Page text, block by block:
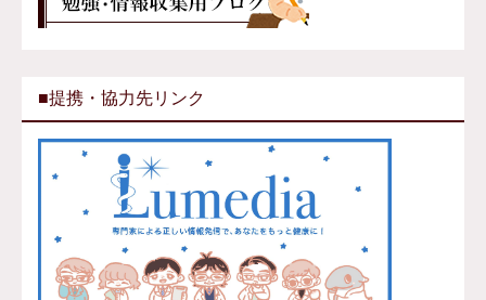
■提携・協力先リンク